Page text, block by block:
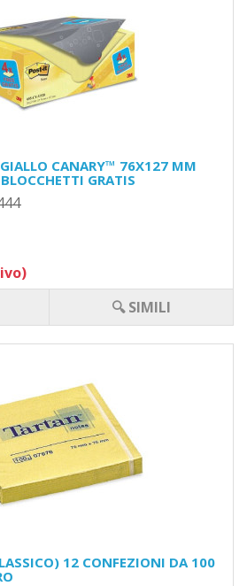
12 CONFEZIONI DA 100
CANARY™ 76X127 MM
GRATIS
🔍 SIMILI